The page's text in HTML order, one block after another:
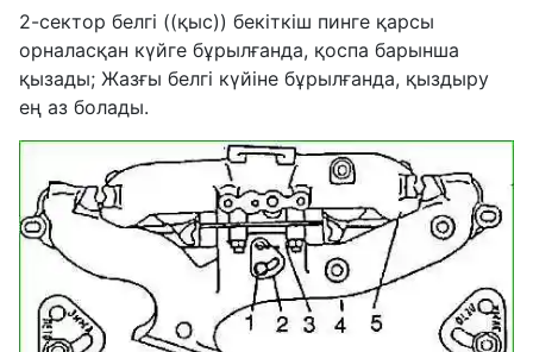
2-сектор белгі ((қыс)) бекіткіш пинге қарсы
орналасқан күйге бұрылғанда, қоспа барынша
қызады; Жазғы белгі күйіне бұрылғанда, қыздыру
ең аз болады.